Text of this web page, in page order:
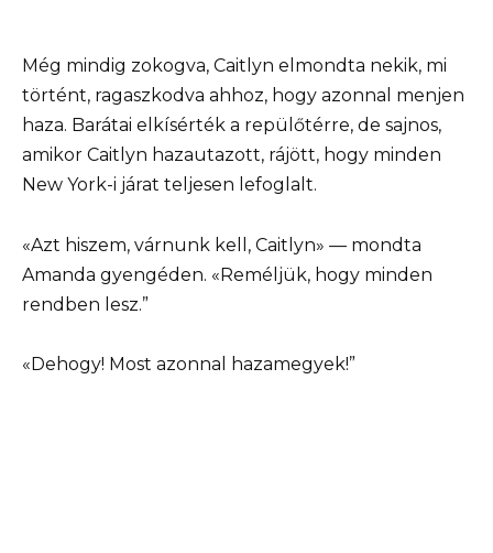
Még mindig zokogva, Caitlyn elmondta nekik, mi
történt, ragaszkodva ahhoz, hogy azonnal menjen
haza. Barátai elkísérték a repülőtérre, de sajnos,
amikor Caitlyn hazautazott, rájött, hogy minden
New York-i járat teljesen lefoglalt.
«Azt hiszem, várnunk kell, Caitlyn» — mondta
Amanda gyengéden. «Reméljük, hogy minden
rendben lesz.”
«Dehogy! Most azonnal hazamegyek!”